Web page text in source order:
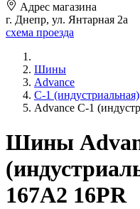
Адрес магазина
г. Днепр, ул. Янтарная 2а
схема проезда
Шины
Advance
C-1 (индустриальная)
Advance C-1
Шины
167A2 16PR